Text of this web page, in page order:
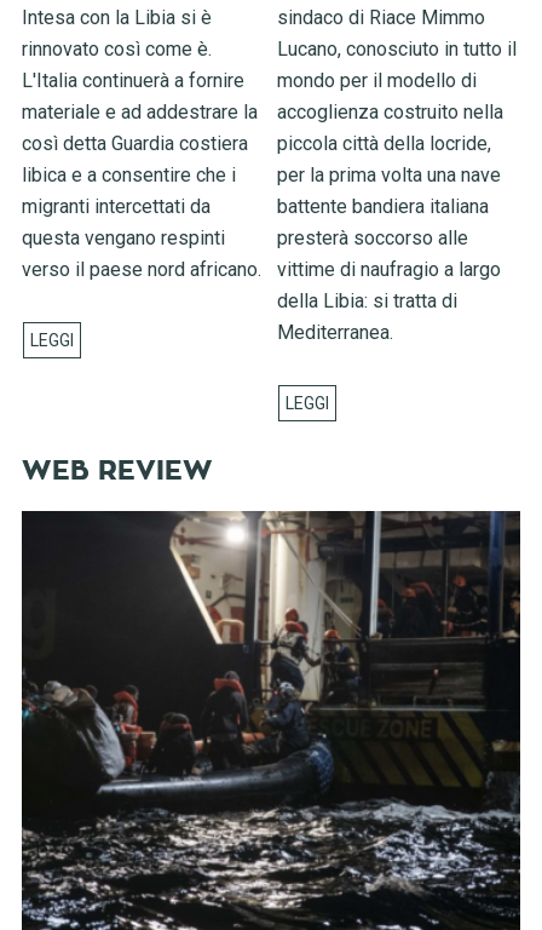
Intesa con la Libia si è
rinnovato così come è.
L'Italia continuerà a fornire
materiale e ad addestrare la
così detta Guardia costiera
libica e a consentire che i
migranti intercettati da
questa vengano respinti
verso il paese nord africano.
sindaco di Riace Mimmo
Lucano, conosciuto in tutto il
mondo per il modello di
accoglienza costruito nella
piccola città della locride,
per la prima volta una nave
battente bandiera italiana
presterà soccorso alle
vittime di naufragio a largo
della Libia: si tratta di
Mediterranea.
WEB REVIEW